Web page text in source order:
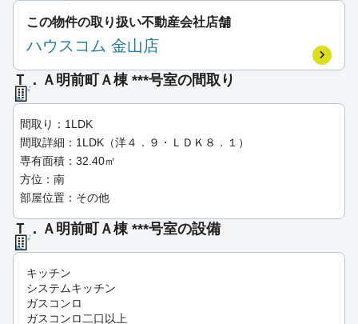
この物件の取り扱い不動産会社店舗
ハウスコム 金山店
Ｔ．Ａ明前町Ａ棟 ***号室の間取り
間取り：1LDK
間取詳細：1LDK（洋４．９・ＬＤＫ８．１）
専有面積：32.40㎡
方位：南
部屋位置：その他
Ｔ．Ａ明前町Ａ棟 ***号室の設備
キッチン
システムキッチン
ガスコンロ
ガスコンロ二口以上